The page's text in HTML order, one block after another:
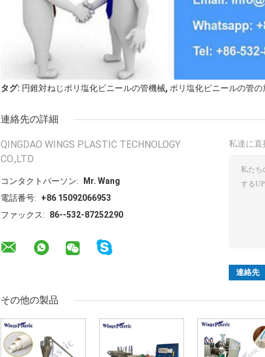
タグ: 円錐対ねじポリ塩化ビニールの管機械, ポリ塩化ビニールの管の
連絡先の詳細
QINGDAO WINGS PLASTIC TECHNOLOGY
CO.,LTD
コンタクトパーソン:
Mr. Wang
電話番号:
+86 15092066953
ファックス:
86--532-87252290
私達に直
その他の製品